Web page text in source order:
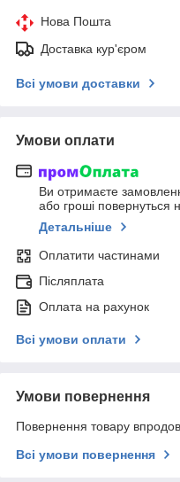
Нова Пошта
Доставка кур'єром
Всі умови доставки
Умови оплати
Ви отримаєте
або гроші повернуться
Детальніше
Оплатити частинами
Післяплата
Оплата на рахунок
Всі умови оплати
Умови повернення
Повернення товару
Всі умови повернення